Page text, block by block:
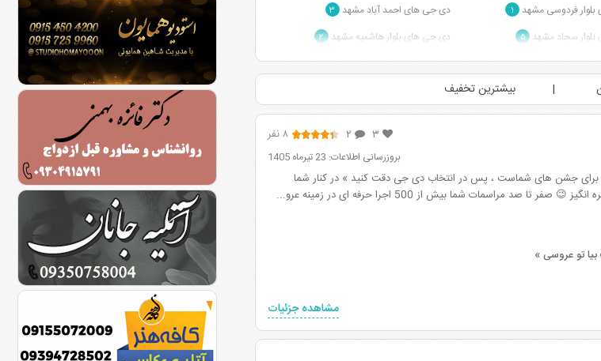
فردوسی مشهد ۱ دی جی های احمد آباد مشهد ۳
سجاد مشهد ۵ دی جی های بلوار هاشمیه مشهد ۲
معلم مشهد ۲ دی جی های ملک آباد مشهد ۲
مشهد بیشترین تخفیف
۳ ۲ ۸ نفر
بروزرسانی اطلاعات: 23 تیرماه 1405
جشن های شماست ، پس در انتخاب دی جی دقت کنید » در کنار شما
صد مراسمات شما بیش از 500 اجرا حرفه ای در زمینه عرو...
تو عروسی »
مشاهده جزئیات